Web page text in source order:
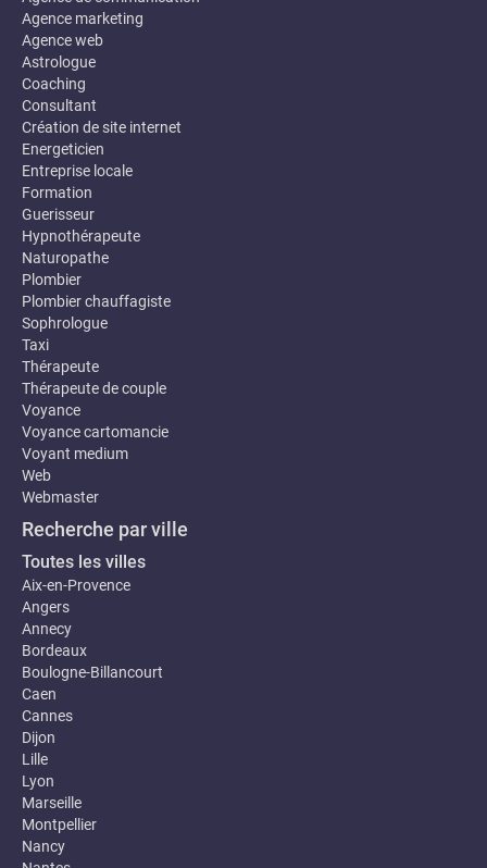
Agence marketing
Agence web
Astrologue
Coaching
Consultant
Création de site internet
Energeticien
Entreprise locale
Formation
Guerisseur
Hypnothérapeute
Naturopathe
Plombier
Plombier chauffagiste
Sophrologue
Taxi
Thérapeute
Thérapeute de couple
Voyance
Voyance cartomancie
Voyant medium
Web
Webmaster
Recherche par ville
Toutes les villes
Aix-en-Provence
Angers
Annecy
Bordeaux
Boulogne-Billancourt
Caen
Cannes
Dijon
Lille
Lyon
Marseille
Montpellier
Nancy